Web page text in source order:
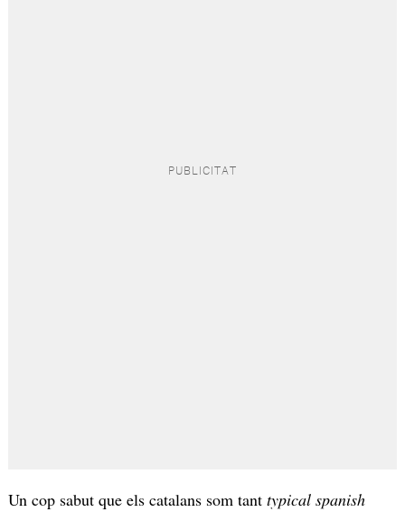
Un cop sabut que els catalans som tant typical spanish